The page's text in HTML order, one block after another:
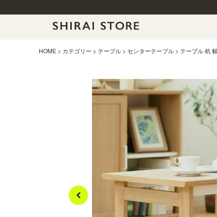
HOME カテゴリー テーブル センターテーブル テーブル 机